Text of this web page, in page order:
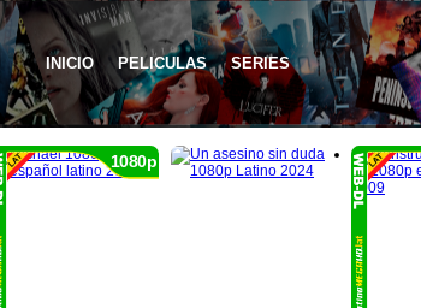
INICIO PELICULAS SERIES
1080p